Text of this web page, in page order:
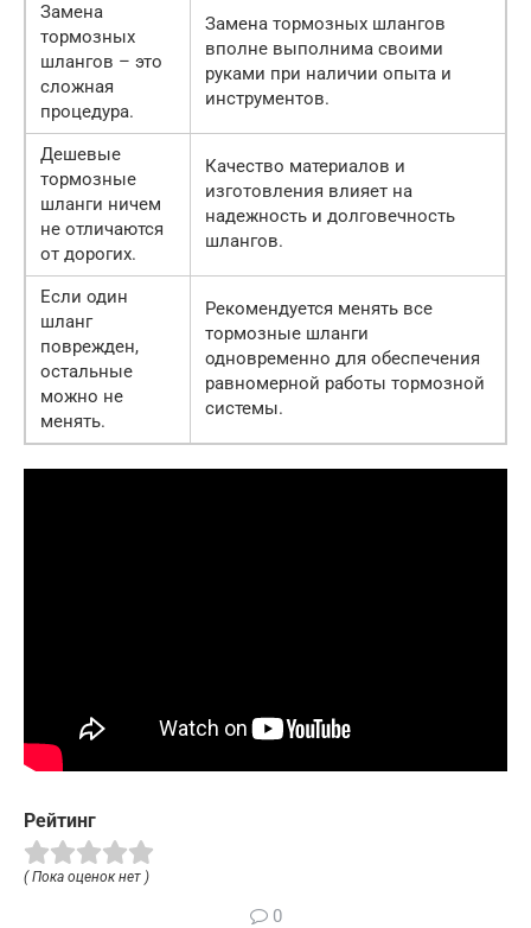
Замена
тормозных
шлангов – это
сложная
процедура.
Замена тормозных шлангов
вполне выполнима своими
руками при наличии опыта и
инструментов.
Дешевые
тормозные
шланги ничем
не отличаются
от дорогих.
Качество материалов и
изготовления влияет на
надежность и долговечность
шлангов.
Если один
шланг
поврежден,
остальные
можно не
менять.
Рекомендуется менять все
тормозные шланги
одновременно для обеспечения
равномерной работы тормозной
системы.
Рейтинг
( Пока оценок нет )
0